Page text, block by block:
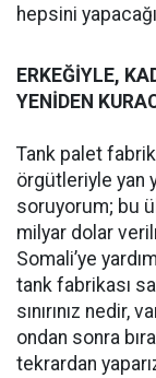
hepsini
ERKEĞİYLE,
YENİDEN
Tank palet
örgütleriyle yan
soruyorum; bu
milyar dolar
Somali’ye
tank fabrikası
sınırınız nedir,
ondan sonra
tekrardan